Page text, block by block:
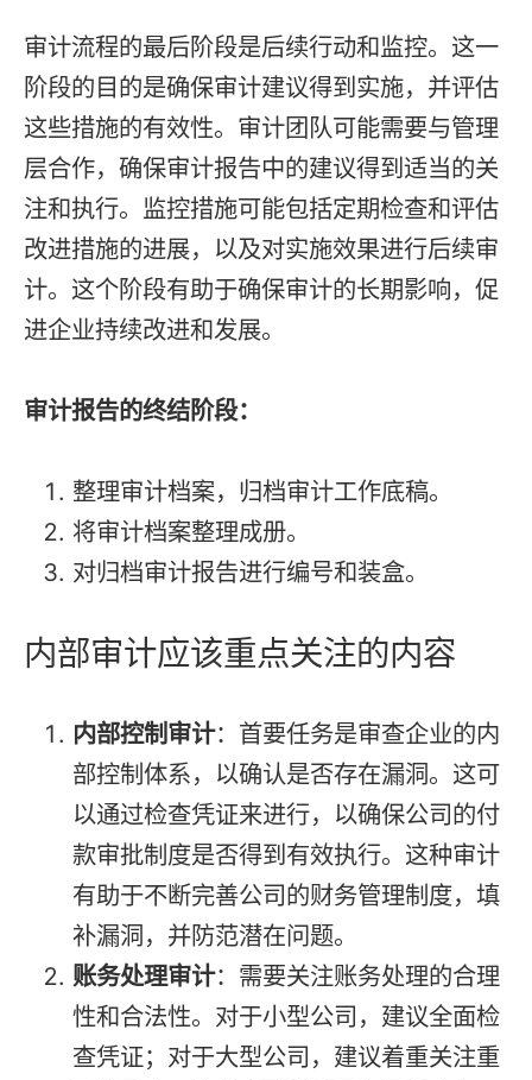
审计流程的最后阶段是后续行动和监控。这一
阶段的目的是确保审计建议得到实施，并评估
这些措施的有效性。审计团队可能需要与管理
层合作，确保审计报告中的建议得到适当的关
注和执行。监控措施可能包括定期检查和评估
改进措施的进展，以及对实施效果进行后续审
计。这个阶段有助于确保审计的长期影响，促
进企业持续改进和发展。
审计报告的终结阶段：
整理审计档案，归档审计工作底稿。
将审计档案整理成册。
对归档审计报告进行编号和装盒。
内部审计应该重点关注的内容
内部控制审计：首要任务是审查企业的内
部控制体系，以确认是否存在漏洞。这可
以通过检查凭证来进行，以确保公司的付
款审批制度是否得到有效执行。这种审计
有助于不断完善公司的财务管理制度，填
补漏洞，并防范潜在问题。
账务处理审计：需要关注账务处理的合理
性和合法性。对于小型公司，建议全面检
查凭证；对于大型公司，建议着重关注重